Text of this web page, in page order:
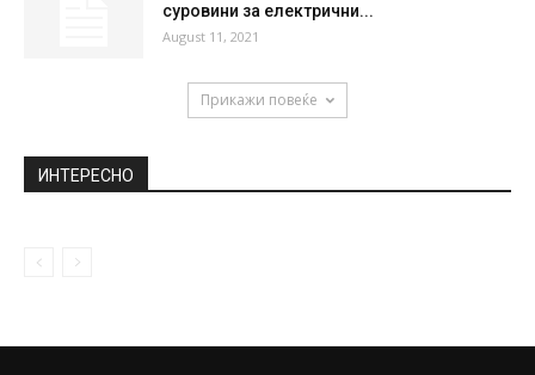
суровини за електрични...
August 11, 2021
Прикажи повеќе
ИНТЕРЕСНО